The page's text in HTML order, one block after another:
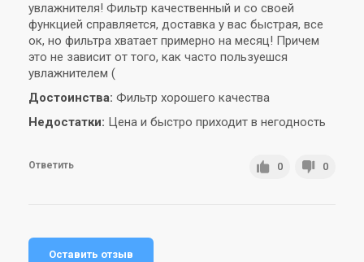
увлажнителя! Фильтр качественный и со своей
функцией справляется, доставка у вас быстрая, все
ок, но фильтра хватает примерно на месяц! Причем
это не зависит от того, как часто пользуешся
увлажнителем (
Достоинства: Фильтр хорошего качества
Недостатки: Цена и быстро приходит в негодность
Ответить 0 0
Оставить отзыв